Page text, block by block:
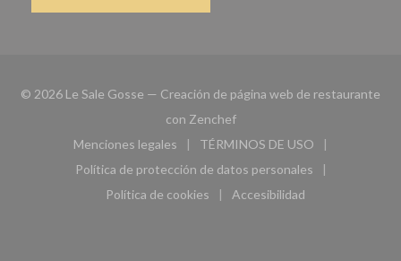
© 2026 Le Sale Gosse — Creación de página web de restaurante
con Zenchef((abre en una nueva ventana))
Menciones legales
((abre en una nueva ventana))
TÉRMINOS DE USO
((abre en una nueva
Política de protección de datos personales
((abre en una nueva ventana))
Política de cookies
((abre en una nueva ventana))
Accesibilidad